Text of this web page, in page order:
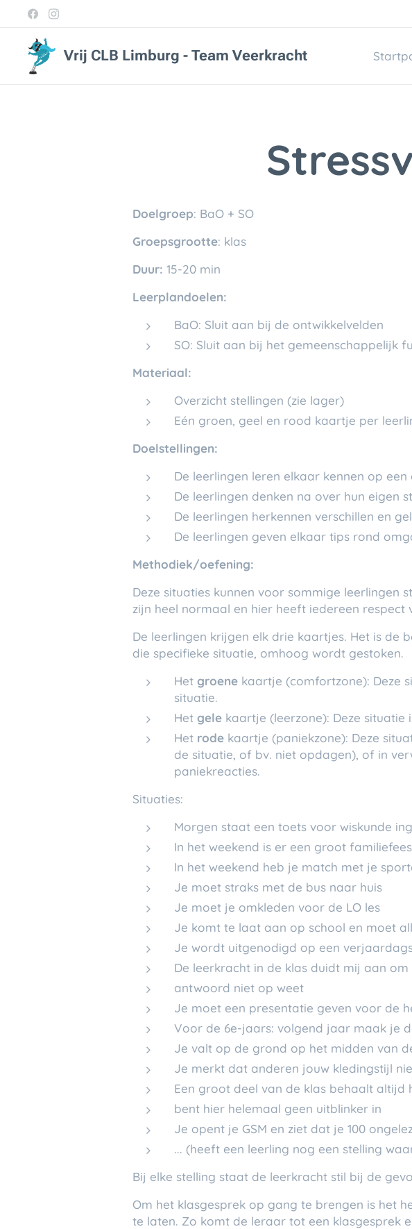
Vrij CLB Limburg - Team Veerkracht
Doelgroep: BaO + SO
Groepsgrootte: klas
Duur: 15-20 min
Leerplandoelen:
BaO: Sluit aan bij de ontwikkelvelden
SO: Sluit aan bij het gemeenschappelijk
Materiaal:
Overzicht stellingen (zie lager)
Eén groen, geel en rood kaartje per
Doelstellingen:
De leerlingen leren elkaar kennen op een
De leerlingen denken na over hun eigen
De leerlingen herkennen verschillen en
De leerlingen geven elkaar tips rond
Methodiek/oefening:
Deze situaties kunnen voor sommige leerlingen
zijn heel normaal en hier heeft iedereen respect
De leerlingen krijgen elk drie kaartjes. Het is de
die specifieke situatie, omhoog wordt gestoken.
Het groene kaartje (comfortzone): Deze
situatie.
Het gele kaartje (leerzone): Deze
Het rode kaartje (paniekzone): Deze
de situatie, of bv. niet opdagen), of in
paniekreacties.
Situaties:
Morgen staat een toets voor wiskunde
In het weekend is er een groot
In het weekend heb je match met je
Je moet straks met de bus naar huis
Je moet je omkleden voor de LO les
Je komt te laat aan op school en moet
Je wordt uitgenodigd op een
De leerkracht in de klas duidt mij aan
antwoord niet op weet
Je moet een presentatie geven voor de
Voor de 6e-jaars: volgend jaar maak je
Je valt op de grond op het midden van
Je merkt dat anderen jouw kledingstijl
Een groot deel van de klas behaalt
bent hier helemaal geen uitblinker in
Je opent je GSM en ziet dat je 100
... (heeft een leerling nog een stelling
Bij elke stelling staat de leerkracht stil bij de
Om het klasgesprek op gang te brengen is het
te laten. Zo komt de leraar tot een klasgesprek